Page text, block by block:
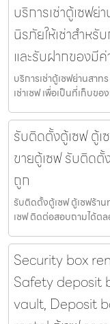
บริการเช่าตู้เซฟ
นิรภัยให้เช่าสำหรั
และรับฝากของมี
บริการเช่าตู้เซฟย่านสา
เช่าเซฟ เพื่อเป็นที่เก็บข
รับติดตั้งตู้เซฟ ตู้เ
ขายตู้เซฟ รับติดตั้
ถูก
รับติดตั้งตู้เซฟ ตู้เซฟร้า
เซฟ ติดต่อสอบถามได้ต
Security box
Safety deposit
vault, Deposit